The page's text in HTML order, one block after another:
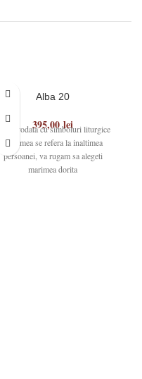
Alba 20
395,00lei
Alba brodata cu simboluri liturgice
Marimea se refera la inaltimea
persoanei, va rugam sa alegeti
marimea dorita